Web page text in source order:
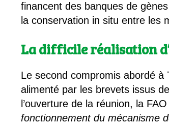
financent des banques de
la conservation in situ entre les
La difficile réalisation
Le second compromis abordé à
alimenté par les brevets issus
l’ouverture de la réunion, la
fonctionnement du mécanisme